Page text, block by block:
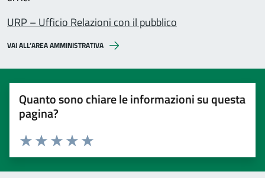
URP – Ufficio Relazioni con il pubblico
VAI ALL’AREA AMMINISTRATIVA
Quanto sono chiare le informazioni su questa
pagina?
Valuta 5 stelle su 5
Valuta 4 stelle su 5
Valuta 3 stelle su 5
Valuta 2 stelle su 5
Valuta 1 stelle su 5